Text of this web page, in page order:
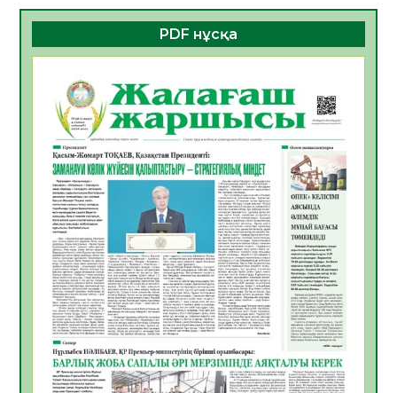
08.08.2026
18 0
Білім гранты иегерлерінің тізімі шықты
Қазақстандықтар Құрылтай сайлауынан
жақсылық күтеді – қоғамдық пікір зерттеуі
07.08.2026
18
«Дауыс беру учаскесін қалай табуға
болады?»
07.08.2026
19
ҚҰРЫЛТАЙ САЙЛАУЫ – БІРЛІК ПЕН
БЕЛСЕНДІЛІКТІҢ БЕЛГІСІ
07.08.2026
58
5547 әскери бөлімінде «Алғашқы қызмет
күні» іс-шарасы өтті
07.08.2026
52
PDF нұсқа